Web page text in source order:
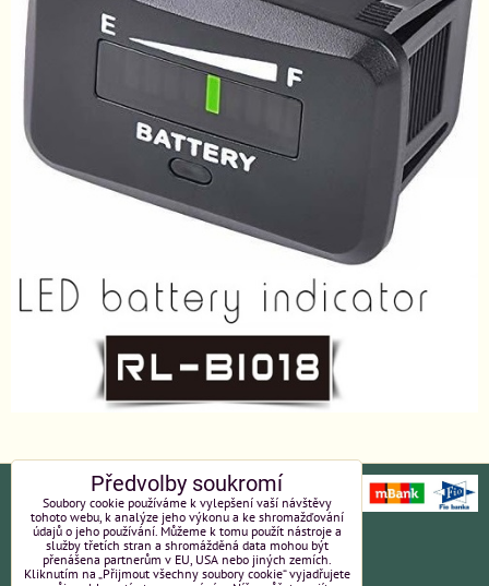
Ochrana osobních údajů
Platební údaje
Předvolby soukromí
Soubory cookie používáme k vylepšení vaší návštěvy
tohoto webu, k analýze jeho výkonu a ke shromažďování
údajů o jeho používání. Můžeme k tomu použít nástroje a
služby třetích stran a shromážděná data mohou být
přenášena partnerům v EU, USA nebo jiných zemích.
Kliknutím na „Přijmout všechny soubory cookie“ vyjadřujete